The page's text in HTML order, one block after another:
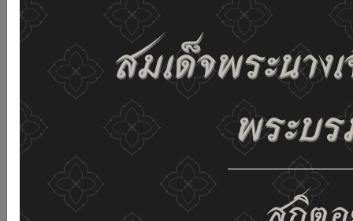
เปลี่ยนการแสดงผล
ก-ก